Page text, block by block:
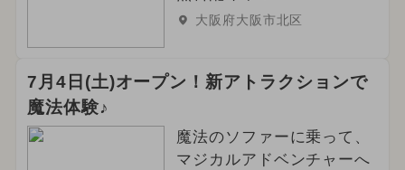
大阪府大阪市北区
7月4日(土)オープン！新アトラクションで
魔法体験♪
魔法のソファーに乗って、
マジカルアドベンチャーへ